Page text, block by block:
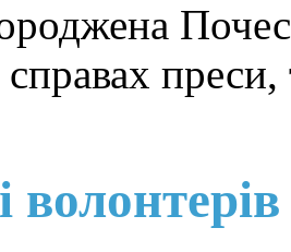
справах
волонтерів